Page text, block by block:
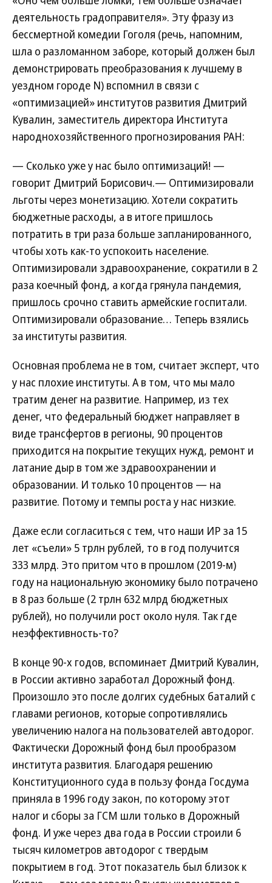
деятельность градоправителя». Эту фразу из
бессмертной комедии Гоголя (речь, напомним,
шла о разломанном заборе, который должен был
демонстрировать преобразования к лучшему в
уездном городе N) вспомнил в связи с
«оптимизацией» институтов развития Дмитрий
Кувалин, заместитель директора Института
народнохозяйственного прогнозирования РАН:
— Сколько уже у нас было оптимизаций! —
говорит Дмитрий Борисович.— Оптимизировали
льготы через монетизацию. Хотели сократить
бюджетные расходы, а в итоге пришлось
потратить в три раза больше запланированного,
чтобы хоть как-то успокоить население.
Оптимизировали здравоохранение, сократили в 2
раза коечный фонд, а когда грянула пандемия,
пришлось срочно ставить армейские госпитали.
Оптимизировали образование… Теперь взялись
за институты развития.
Основная проблема не в том, считает эксперт, что
у нас плохие институты. А в том, что мы мало
тратим денег на развитие. Например, из тех
денег, что федеральный бюджет направляет в
виде трансфертов в регионы, 90 процентов
приходится на покрытие текущих нужд, ремонт и
латание дыр в том же здравоохранении и
образовании. И только 10 процентов — на
развитие. Потому и темпы роста у нас низкие.
Даже если согласиться с тем, что наши ИР за 15
лет «съели» 5 трлн рублей, то в год получится
333 млрд. Это притом что в прошлом (2019-м)
году на национальную экономику было потрачено
в 8 раз больше (2 трлн 632 млрд бюджетных
рублей), но получили рост около нуля. Так где
неэффективность-то?
В конце 90-х годов, вспоминает Дмитрий Кувалин,
в России активно заработал Дорожный фонд.
Произошло это после долгих судебных баталий с
главами регионов, которые сопротивлялись
увеличению налога на пользователей автодорог.
Фактически Дорожный фонд был прообразом
института развития. Благодаря решению
Конституционного суда в пользу фонда Госдума
приняла в 1996 году закон, по которому этот
налог и сборы за ГСМ шли только в Дорожный
фонд. И уже через два года в России строили 6
тысяч километров автодорог с твердым
покрытием в год. Этот показатель был близок к